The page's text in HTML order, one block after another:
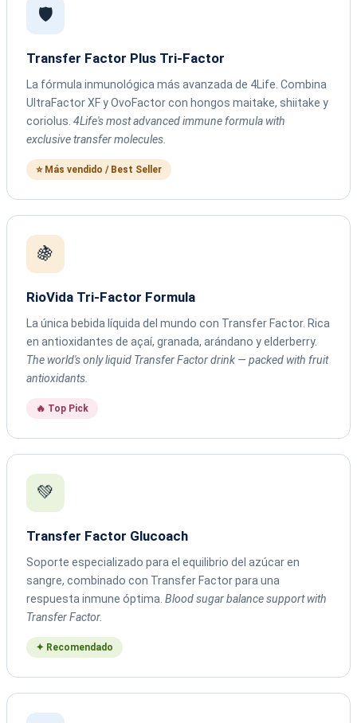
🛡️
Transfer Factor Plus Tri-Factor
La fórmula inmunológica más avanzada de 4Life. Combina
UltraFactor XF y OvoFactor con hongos maitake, shiitake y
coriolus. 4Life's most advanced immune formula with
exclusive transfer molecules.
⭐ Más vendido / Best Seller
🍇
RioVida Tri-Factor Formula
La única bebida líquida del mundo con Transfer Factor. Rica
en antioxidantes de açaí, granada, arándano y elderberry.
The world's only liquid Transfer Factor drink — packed with fruit
antioxidants.
🔥 Top Pick
💚
Transfer Factor Glucoach
Soporte especializado para el equilibrio del azúcar en
sangre, combinado con Transfer Factor para una
respuesta inmune óptima. Blood sugar balance support with
Transfer Factor.
✦ Recomendado